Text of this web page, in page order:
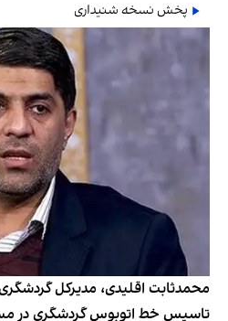
پخش نسخه شنیداری
محمدثابت اقلیدی، مدیرکل
تاسیس خط اتوبوس گردشگری در